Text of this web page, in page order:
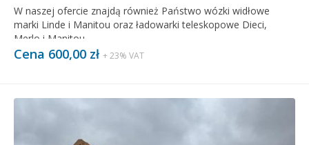
W naszej ofercie znajdą również Państwo wózki widłowe
marki Linde i Manitou oraz ładowarki teleskopowe Dieci,
Merlo i Manitou.
Cena 600,00 zł + 23% VAT